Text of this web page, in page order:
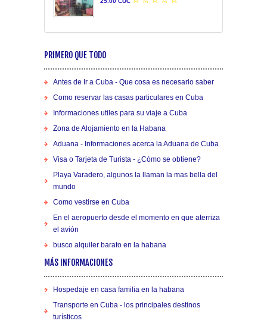
PRIMERO QUE TODO
Antes de Ir a Cuba - Que cosa es necesario saber
Como reservar las casas particulares en Cuba
Informaciones utiles para su viaje a Cuba
Zona de Alojamiento en la Habana
Aduana - Informaciones acerca la Aduana de Cuba
Visa o Tarjeta de Turista - ¿Cómo se obtiene?
Playa Varadero, algunos la llaman la mas bella del
mundo
Como vestirse en Cuba
En el aeropuerto desde el momento en que aterriza
el avión
busco alquiler barato en la habana
MÁS INFORMACIONES
Hospedaje en casa familia en la habana
Transporte en Cuba - los principales destinos
turísticos